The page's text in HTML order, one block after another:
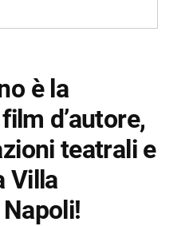
Doppio Sogno
è la
d’autore,
teatrali e
Villa